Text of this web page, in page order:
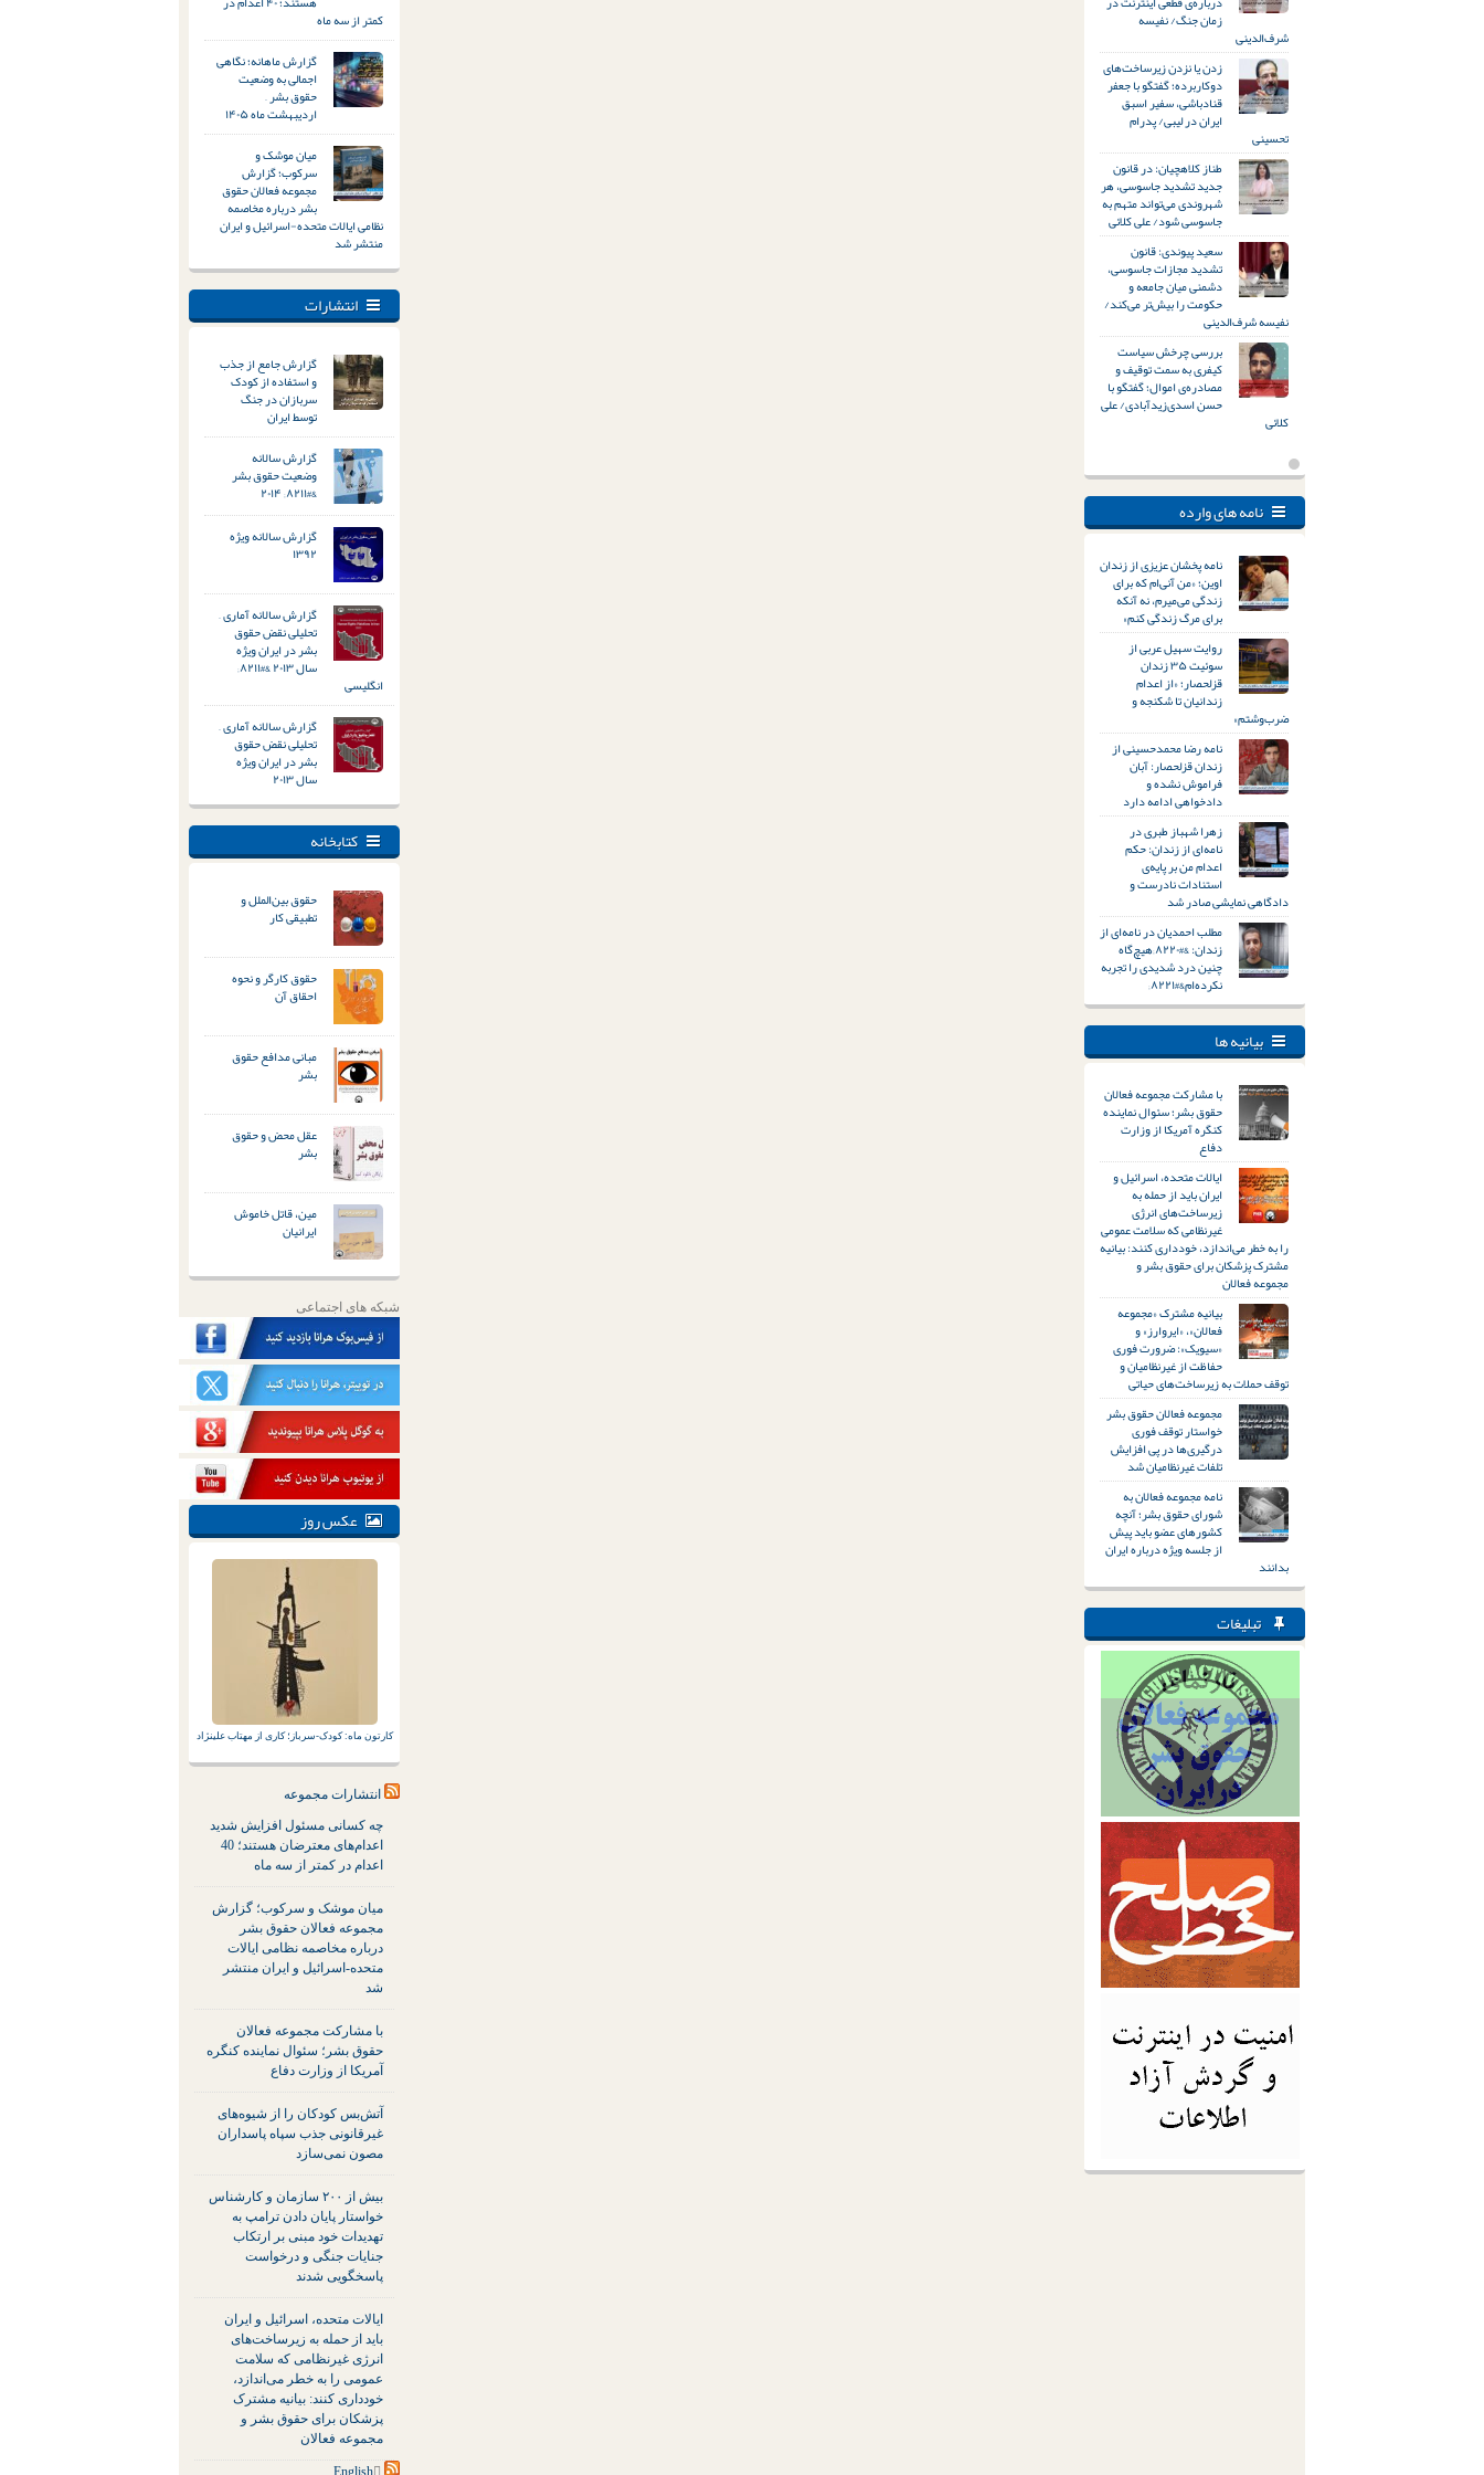
کمتر از سه ماه
گزارش ماهانه؛ نگاهی
اجمالی به وضعیت
حقوق بشر –
اردیبهشت ماه ۱۴۰۵
میان موشک و
سرکوب؛ گزارش
مجموعه فعالان حقوق
بشر درباره مخاصمه
نظامی ایالات متحده-اسرائیل و ایران
منتشر شد
انتشارات
گزارش جامع از جذب
و استفاده از کودک
سربازان در جنگ
توسط ایران
گزارش سالانه
وضعیت حقوق بشر
&#۸۲۱۱; ۲۰۱۴
گزارش سالانه ویژه
۱۳۹۲
گزارش سالانه آماری –
تحلیلی نقض حقوق
بشر در ایران ویژه
سال ۲۰۱۳ &#۸۲۱۱;
انگلیسی
گزارش سالانه آماری –
تحلیلی نقض حقوق
بشر در ایران ویژه
سال ۲۰۱۳
کتابخانه
حقوق بین‌الملل و
تطبیقی کار
حقوق کارگر و نحوه
احقاق آن
مبانی مدافع حقوق
بشر
عقل محض و حقوق
بشر
مین، قاتل خاموش
ایرانیان
شبکه های اجتماعی
عکس روز
کارتون ماه: کودک-سرباز؛ کاری از مهتاب علینژاد
انتشارات مجموعه
چه کسانی مسئول افزایش شدید
اعدام‌های معترضان هستند؛ 40
اعدام در کمتر از سه ماه
میان موشک و سرکوب؛ گزارش
مجموعه فعالان حقوق بشر
درباره مخاصمه نظامی ایالات
متحده-اسرائیل و ایران منتشر
شد
با مشارکت مجموعه فعالان
حقوق بشر؛ سئوال نماینده کنگره
آمریکا از وزارت دفاع
آتش‌بس کودکان را از شیوه‌های
غیرقانونی جذب سپاه پاسداران
مصون نمی‌سازد
بیش از ۲۰۰ سازمان و کارشناس
خواستار پایان دادن ترامپ به
تهدیدات خود مبنی بر ارتکاب
جنایات جنگی و درخواست
پاسخگویی شدند
ایالات متحده، اسرائیل و ایران
باید از حمله به زیرساخت‌های
انرژی غیرنظامی که سلامت
عمومی را به خطر می‌اندازد،
خودداری کنند: بیانیه مشترک
پزشکان برای حقوق بشر و
مجموعه فعالان
زمان جنگ/ نفیسه
شرف‌الدینی
زدن یا نزدن زیرساخت‌های
دوکاربرده؛ گفتگو با جعفر
قنادباشی، سفیر اسبق
ایران در لیبی/ پدرام
تحسینی
طناز کلاهچیان: در قانون
جدید تشدید جاسوسی، هر
شهروندی می‌تواند متهم به
جاسوسی شود/ علی کلائی
سعید پیوندی: قانون
تشدید مجازات جاسوسی،
دشمنی میان جامعه و
حکومت را بیش‌تر می‌کند/
نفیسه شرف‌الدینی
بررسی چرخش سیاست
کیفری به سمت توقیف و
مصادره‌ی اموال؛ گفتگو با
حسن اسدی‌زیدآبادی/ علی
کلائی
نامه های وارده
نامه پخشان عزیزی از زندان
اوین؛ «من آنی‌ام که برای
زندگی می‌میرم، نه آنکه
برای مرگ زندگی کنم»
روایت سهیل عربی از
سوئیت ۳۵ زندان
قزلحصار؛ «از اعدام
زندانیان تا شکنجه و
ضرب‌وشتم»
نامه رضا محمدحسینی از
زندان قزلحصار: آبان
فراموش نشده و
دادخواهی ادامه دارد
زهرا شهباز طبری در
نامه‌ای از زندان: حکم
اعدام من بر پایه‌ی
استنادات نادرست و
دادگاهی نمایشی صادر شد
مطلب احمدیان در نامه‌ای از
زندان: &#۸۲۲۰;هیچ‌گاه
چنین درد شدیدی را تجربه
نکرده‌ام&#۸۲۲۱;
بیانیه ها
با مشارکت مجموعه فعالان
حقوق بشر؛ سئوال نماینده
کنگره آمریکا از وزارت
دفاع
ایالات متحده، اسرائیل و
ایران باید از حمله به
زیرساخت‌های انرژی
غیرنظامی که سلامت عمومی
را به خطر می‌اندازد، خودداری کنند: بیانیه
مشترک پزشکان برای حقوق بشر و
مجموعه فعالان
بیانیه مشترک «مجموعه
فعالان»، «ایروارز» و
«سیویک»: ضرورت فوری
حفاظت از غیرنظامیان و
توقف حملات به زیرساخت‌های حیاتی
مجموعه فعالان حقوق بشر
خواستار توقف فوری
درگیری‌ها در پی افزایش
تلفات غیرنظامیان شد
نامه مجموعه فعالان به
شورای حقوق بشر؛ آنچه
کشورهای عضو باید پیش
از جلسه ویژه درباره ایران
بدانند
تبلیغات